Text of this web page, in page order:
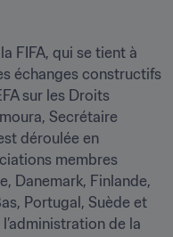
FIFA, qui se tient à
échanges constructifs
sur les Droits
Secrétaire
déroulée en
membres
Danemark, Finlande,
Portugal, Suède et
de la